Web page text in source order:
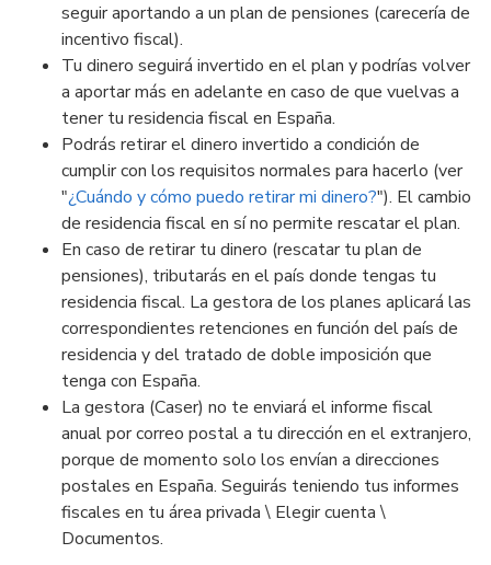
seguir aportando a un plan de pensiones (carecería de
incentivo fiscal).
Tu dinero seguirá invertido en el plan y podrías volver
a aportar más en adelante en caso de que vuelvas a
tener tu residencia fiscal en España.
Podrás retirar el dinero invertido a condición de
cumplir con los requisitos normales para hacerlo (ver
"¿Cuándo y cómo puedo retirar mi dinero?"). El cambio
de residencia fiscal en sí no permite rescatar el plan.
En caso de retirar tu dinero (rescatar tu plan de
pensiones), tributarás en el país donde tengas tu
residencia fiscal. La gestora de los planes aplicará las
correspondientes retenciones en función del país de
residencia y del tratado de doble imposición que
tenga con España.
La gestora (Caser) no te enviará el informe fiscal
anual por correo postal a tu dirección en el extranjero,
porque de momento solo los envían a direcciones
postales en España. Seguirás teniendo tus informes
fiscales en tu área privada \ Elegir cuenta \
Documentos.